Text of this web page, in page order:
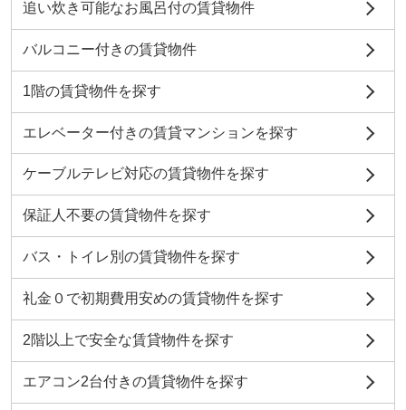
追い炊き可能なお風呂付の賃貸物件
バルコニー付きの賃貸物件
1階の賃貸物件を探す
エレベーター付きの賃貸マンションを探す
ケーブルテレビ対応の賃貸物件を探す
保証人不要の賃貸物件を探す
バス・トイレ別の賃貸物件を探す
礼金０で初期費用安めの賃貸物件を探す
2階以上で安全な賃貸物件を探す
エアコン2台付きの賃貸物件を探す